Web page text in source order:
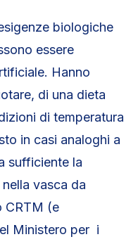
biologiche
essere
Hanno
di una dieta
di temperatura
in casi analoghi a
sufficiente la
vasca da
CRTM (e
Ministero per i